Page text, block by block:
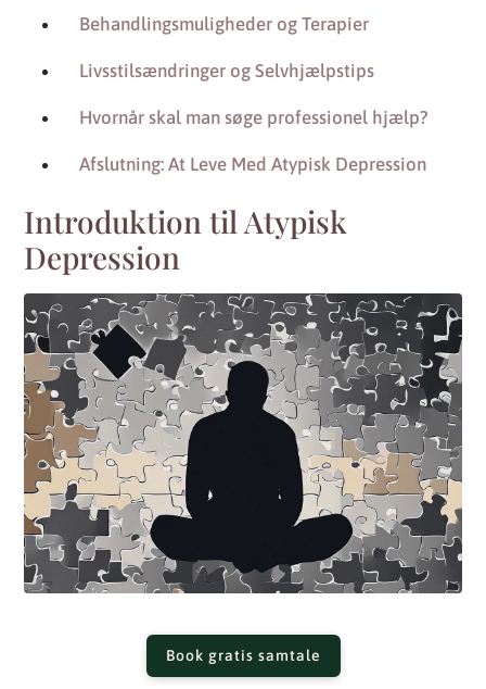
Behandlingsmuligheder og Terapier
Livsstilsændringer og Selvhjælpstips
Hvornår skal man søge professionel hjælp?
Afslutning: At Leve Med Atypisk Depression
Introduktion til Atypisk
Depression
Book gratis samtale